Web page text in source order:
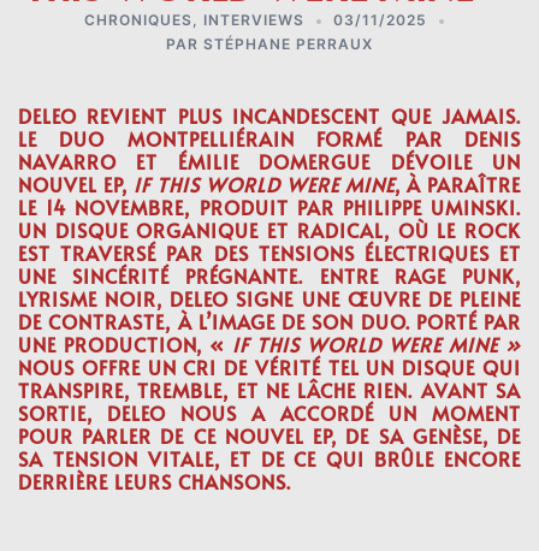
CHRONIQUES , INTERVIEWS
03/11/2025
PAR STÉPHANE PERRAUX
DELEO REVIENT PLUS INCANDESCENT QUE JAMAIS.
LE DUO MONTPELLIÉRAIN FORMÉ PAR DENIS
NAVARRO ET ÉMILIE DOMERGUE DÉVOILE UN
NOUVEL EP, IF THIS WORLD WERE MINE, À PARAÎTRE
LE 14 NOVEMBRE, PRODUIT PAR PHILIPPE UMINSKI.
UN DISQUE ORGANIQUE ET RADICAL, OÙ LE ROCK
EST TRAVERSÉ PAR DES TENSIONS ÉLECTRIQUES ET
UNE SINCÉRITÉ PRÉGNANTE. ENTRE RAGE PUNK,
LYRISME NOIR, DELEO SIGNE UNE ŒUVRE DE PLEINE
DE CONTRASTE, À L’IMAGE DE SON DUO. PORTÉ PAR
UNE PRODUCTION, « IF THIS WORLD WERE MINE »
NOUS OFFRE UN CRI DE VÉRITÉ TEL UN DISQUE QUI
TRANSPIRE, TREMBLE, ET NE LÂCHE RIEN. AVANT SA
SORTIE, DELEO NOUS A ACCORDÉ UN MOMENT
POUR PARLER DE CE NOUVEL EP, DE SA GENÈSE, DE
SA TENSION VITALE, ET DE CE QUI BRÛLE ENCORE
DERRIÈRE LEURS CHANSONS.